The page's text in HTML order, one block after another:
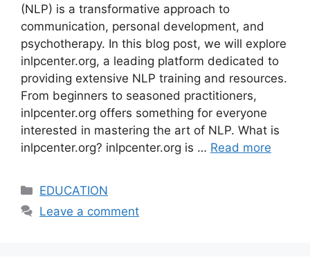
(NLP) is a transformative approach to
communication, personal development, and
psychotherapy. In this blog post, we will explore
inlpcenter.org, a leading platform dedicated to
providing extensive NLP training and resources.
From beginners to seasoned practitioners,
inlpcenter.org offers something for everyone
interested in mastering the art of NLP. What is
inlpcenter.org? inlpcenter.org is … Read more
Categories
EDUCATION
Leave a comment